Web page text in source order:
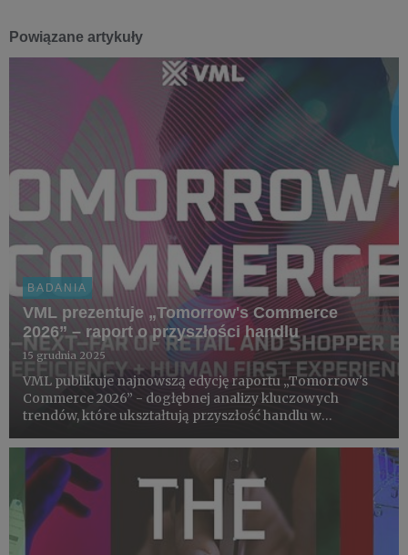
Powiązane artykuły
BADANIA
VML prezentuje „Tomorrow's Commerce
2026” – raport o przyszłości handlu
15 grudnia 2025
VML publikuje najnowszą edycję raportu „Tomorrow's
Commerce 2026” - dogłębnej analizy kluczowych
trendów, które ukształtują przyszłość handlu w